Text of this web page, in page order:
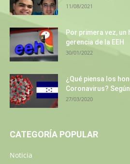
11/08/2021
Por primera vez,
gerencia de la EEH
30/01/2022
¿Qué piensa los
Coronavirus?
27/03/2020
CATEGORÍA POPULAR
Noticia